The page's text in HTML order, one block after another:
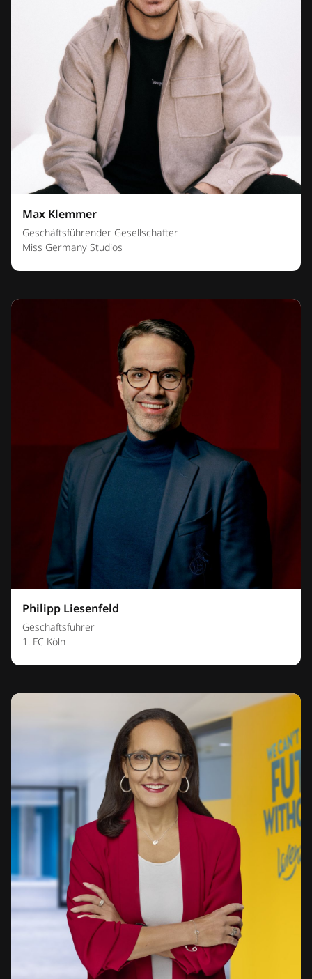
Max Klemmer
Geschäftsführender Gesellschafter
Miss Germany Studios
Philipp Liesenfeld
Geschäftsführer
1. FC Köln